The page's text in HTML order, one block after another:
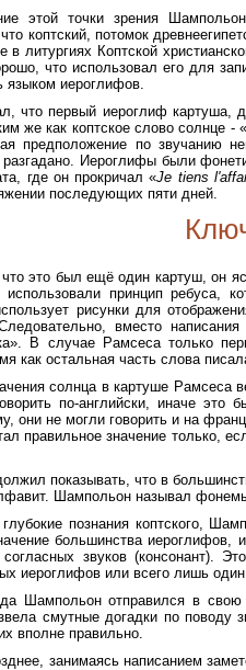
этой точки зрения
коптский, потомок
в литургиях Коптской
что использовал его для
языком иероглифов.
что первый иероглиф картуша,
же как коптское слово солнце
предположение по звучанию
разгадано. Иероглифы были
где он прокричал «Je tiens
последующих пяти дней.
это был ещё один картуш, он
принцип ребуса,
рисунки для
вместо
В случае Рамсеса только
как остальная часть слова
солнца в картуше Рамсеса
по-английски, иначе это
они не могли говорить и на
правильное значение только,
показывать, что в
Шампольон называл
глубокие познания коптского,
большинства иероглифов,
звуков (консонант).
иероглифов или всего лишь
Шампольон отправился в свою
смутные догадки по
вполне правильно.
занимаясь написанием